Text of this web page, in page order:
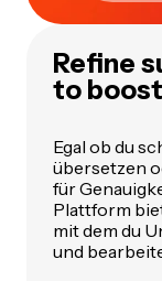
Refine
to
Egal ob du
übersetzen
für
Plattform
mit dem du
und